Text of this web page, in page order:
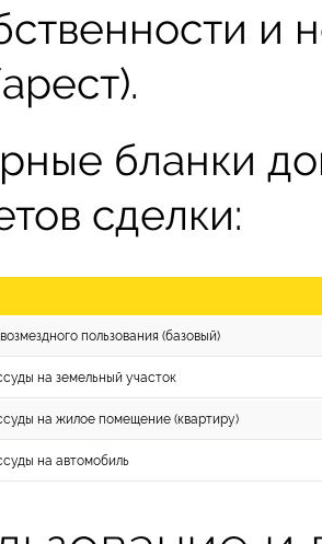
и
бланки
сделки:
пользования (базовый)
на земельный участок
на жилое помещение (квартиру)
на автомобиль